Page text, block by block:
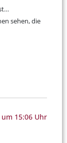
sehen, die
15:06 Uhr